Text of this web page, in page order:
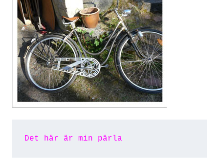
Det här är min pärla